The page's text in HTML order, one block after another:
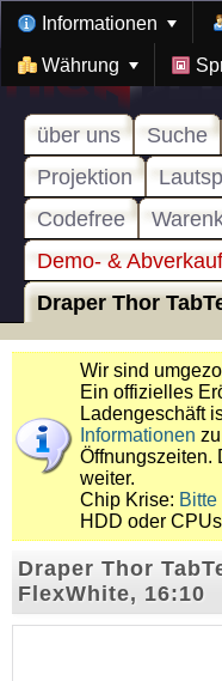
Informationen
Währung
über uns Suche
Projektion
Codefree
Demo- &
Draper Thor
Wir sind
Ein offizielles
Ladengeschäft
Informationen
Öffnungszeiten.
weiter.
Chip Krise:
HDD oder
Draper Thor
FlexWhite, 16:10